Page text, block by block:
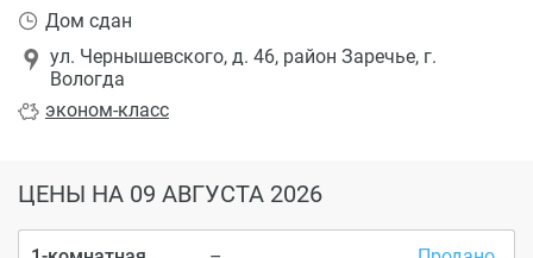
эконом-класс
ул. Чернышевского, д. 46, район Заречье, г.
Вологда
Дом сдан
ЦЕНЫ НА 09 АВГУСТА 2026